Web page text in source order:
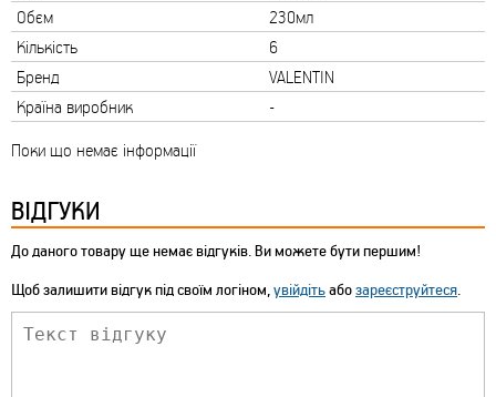
Обєм
230мл
Кількість
6
Бренд
VALENTIN
Країна виробник
-
Поки що немає інформації
ВІДГУКИ
До даного товару ще немає відгуків. Ви можете бути першим!
Щоб залишити відгук під своїм логіном,увійдітьабозареєструйтеся.